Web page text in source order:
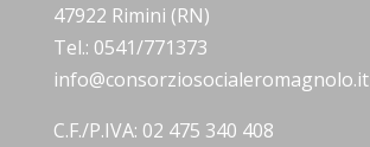
47922 Rimini (RN)
Tel.: 0541/771373
info@consorziosocialeromagnolo.it
C.F./P.IVA: 02 475 340 408